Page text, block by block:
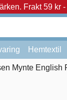
Frakt 59 kr
Hemtextil
Mynte English